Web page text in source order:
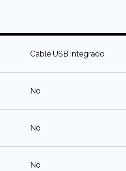
:Cable USB integrado
:No
:No
:No